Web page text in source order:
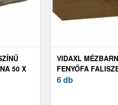
50 X
VIDAXL
FENYŐFA
60 X 30 X 30 CM
6 db